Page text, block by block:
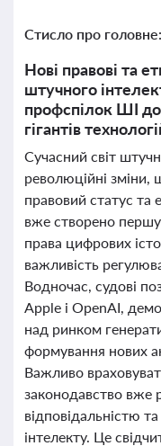
Стисло про головне:
Нові правові та
штучного
профспілок ШІ
гігантів
Сучасний світ
революційні зміни,
правовий статус
вже створено
права цифрових
важливість
Водночас, судові
Apple і OpenAI,
над ринком
формування нових
Важливо
законодавство вже
відповідальністю
інтелекту. Це